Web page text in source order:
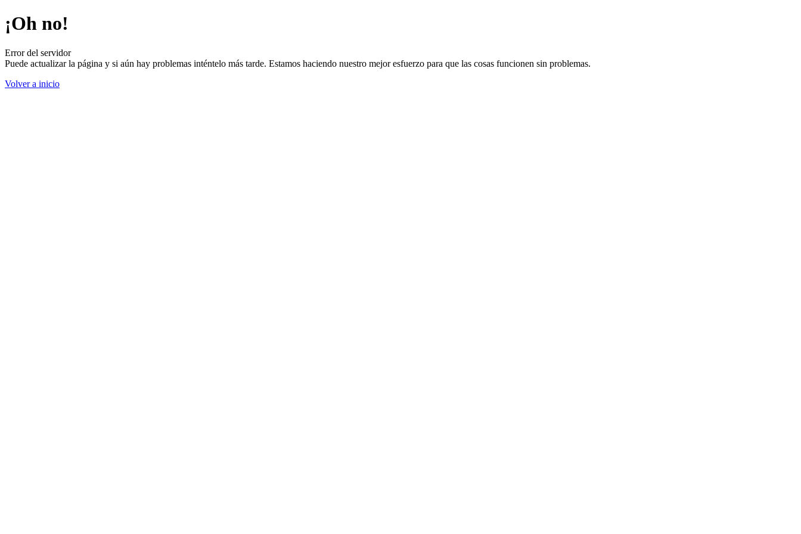
¡Oh no!
Error del servidor
Puede actualizar la página y si aún hay problemas inténtelo más tarde. Estamos haciendo nuestro mejor esfuerzo para que las cosas funcionen sin problemas.
Volver a inicio